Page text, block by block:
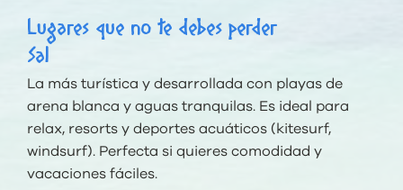
Lugares que no te debes perder
Sal
La más turística y desarrollada con playas de
arena blanca y aguas tranquilas. Es ideal para
relax, resorts y deportes acuáticos (kitesurf,
windsurf). Perfecta si quieres comodidad y
vacaciones fáciles.